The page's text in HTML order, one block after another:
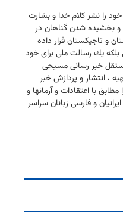
را نشر كلام خدا و بشارت
بخشیده شدن گناهان در
و تاجیكستان قرار داده
بلكه یك رسالت ملی برای خود
خبر رسانی مسیحی
، انتشار و پردازش خبر
با اعتقادات و آرمانها و
و فارسی زبانان سراسر